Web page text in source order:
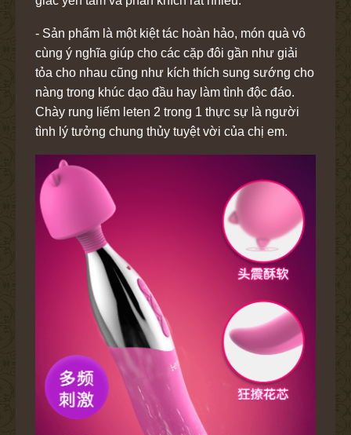
- Sản phẩm là một kiệt tác hoàn hảo, món quà vô
cùng ý nghĩa giúp cho các cặp đôi gần như giải
tỏa cho nhau cũng như kích thích sung sướng cho
nàng trong khúc dạo đầu hay làm tình độc đáo.
Chày rung liếm leten 2 trong 1 thực sự là người
tình lý tưởng chung thủy tuyệt vời của chị em.